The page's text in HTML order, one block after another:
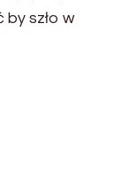
szło w